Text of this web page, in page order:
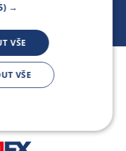
a členem Asociace
energií.
→
VŠE
VŠE
Výkonnostní